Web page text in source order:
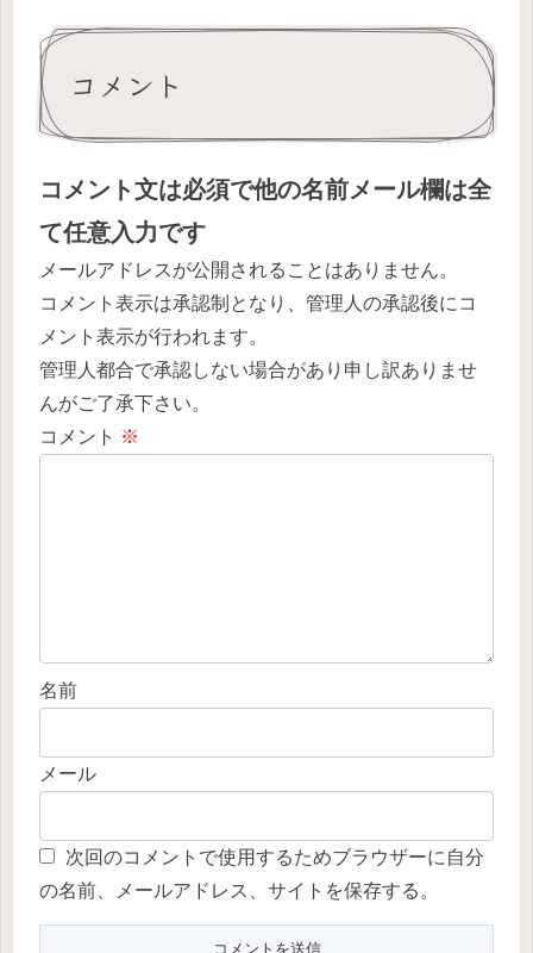
コメント
コメント文は必須で他の名前メール欄は全
て任意入力です
メールアドレスが公開されることはありません。
コメント表示は承認制となり、管理人の承認後にコ
メント表示が行われます。
管理人都合で承認しない場合があり申し訳ありませ
んがご了承下さい。
コメント ※
名前
メール
次回のコメントで使用するためブラウザーに自分
の名前、メールアドレス、サイトを保存する。